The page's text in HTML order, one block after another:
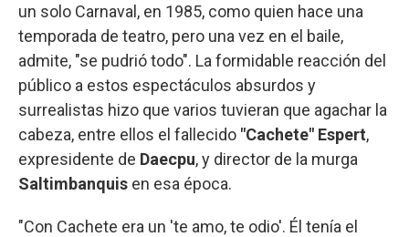
un solo Carnaval, en 1985, como quien hace una
temporada de teatro, pero una vez en el baile,
admite, "se pudrió todo". La formidable reacción del
público a estos espectáculos absurdos y
surrealistas hizo que varios tuvieran que agachar la
cabeza, entre ellos el fallecido "Cachete" Espert,
expresidente de Daecpu, y director de la murga
Saltimbanquis en esa época.
"Con Cachete era un 'te amo, te odio'. Él tenía el